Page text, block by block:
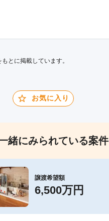
とに掲載しています。
お気に入り
緒にみられている案件
譲渡希望額
6,500万円